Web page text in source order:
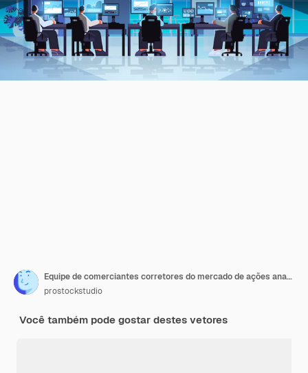
Equipe de comerciantes corretores do mercado de ações analisando tabelas, gráficos e taxas em monitores de computador em locais de trabalho moderno escritório interior ilustração vetorial horizontal de corpo inteiro
prostockstudio
Você também pode gostar destes vetores